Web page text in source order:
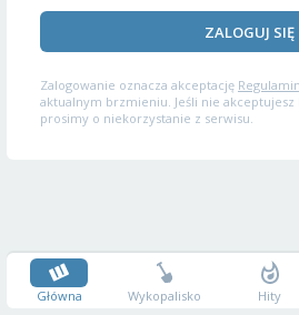
ZALOGUJ SIĘ
Zalogowanie oznacza akceptację
aktualnym brzmieniu. Jeśli nie akceptujesz
prosimy o niekorzystanie z serwisu.
Główna Wykopalisko Hity